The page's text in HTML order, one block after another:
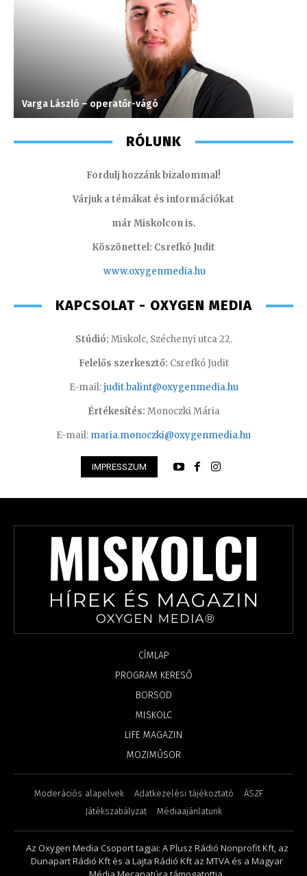
Varga László – operatőr-vágó
RÓLUNK
Fordulj hozzánk bizalommal!
Várjuk a témákat és információkat
már Miskolcon is.
Köszönettel: Csrefkó Judit
www.oxygenmedia.hu
KAPCSOLAT - OXYGEN MEDIA
Stúdió: Miskolc, Széchenyi utca 22.
Felelős szerkesztő: Csrefkó Judit
E-mail:judit.balint@oxygenmedia.hu
Értékesítés: Monoczki Mária
E-mail: maria.monoczki@oxygenmedia.hu
IMPRESSZUM
CÍMLAP
PROGRAM KERESŐ
BORSOD
MISKOLC
LIFE MAGAZIN
MOZIMŰSOR
Moderációs alapelvek Adatkezelési tájékoztató
ÁSZF
Játékszabályzat
Médiaajánlatunk
Az Oxygen Media Csoport tagjai: A Plusz Rádió Nonprofit Kft, az
Dunapart Rádió Kft és a Lajta Rádió Kft az MTVA és a Magyar